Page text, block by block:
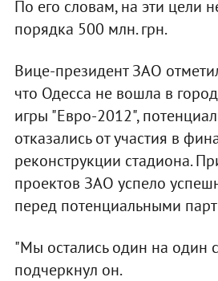
По его словам, на эти цели
порядка 500 млн. грн.
Вице-президент ЗАО
что Одесса не вошла в
игры "Евро-2012",
отказались от участия в
реконструкции стадиона.
проектов ЗАО успело
перед потенциальными
"Мы остались один на один
подчеркнул он.